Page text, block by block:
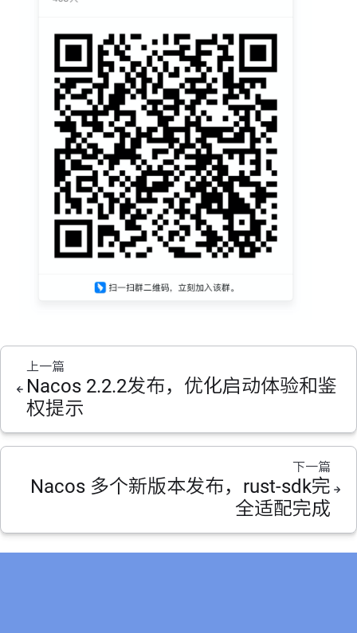
上一篇
Nacos 2.2.2发布，优化启动体验和鉴
权提示
下一篇
Nacos 多个新版本发布，rust-sdk完
全适配完成